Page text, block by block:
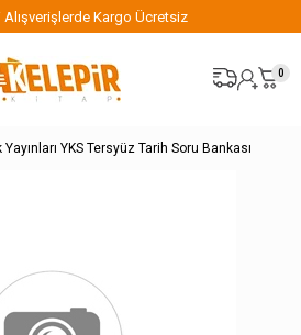
Alışverişlerde Kargo Ücretsiz
0
Yayınları YKS Tersyüz Tarih Soru Bankası